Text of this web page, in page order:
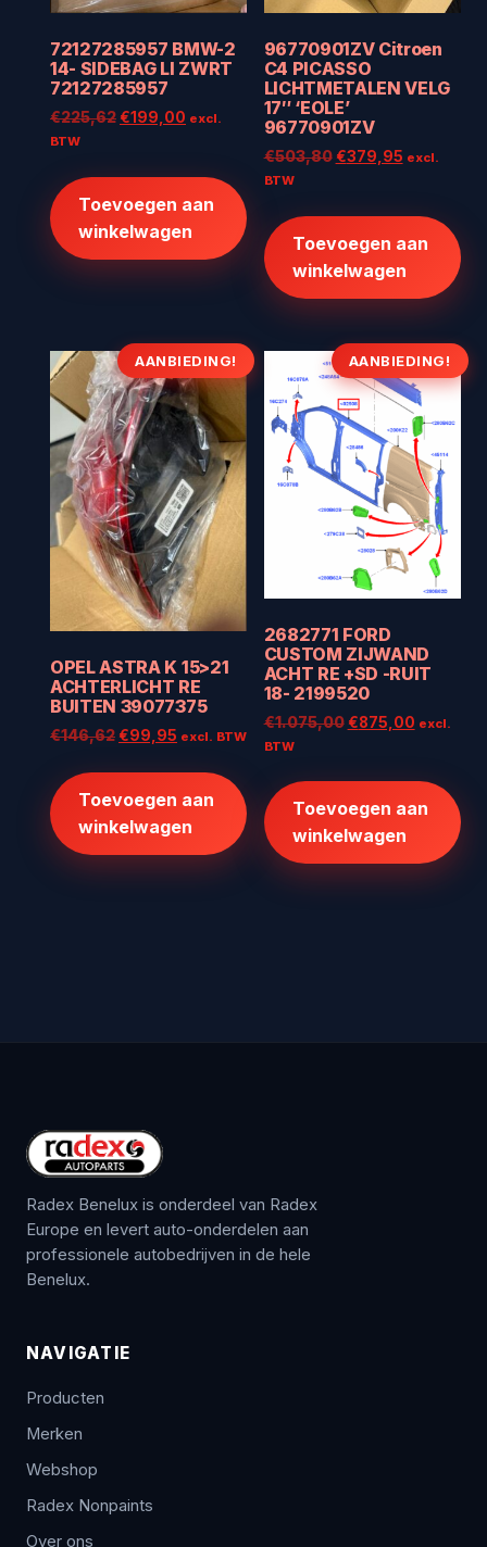
72127285957 BMW-2
14- SIDEBAG LI ZWRT
72127285957
€225,62Oorspronkelijke
€199,00 Huidige
€199,00.
excl.
BTW
Toevoegen aan
winkelwagen
96770901ZV Citroen
C4 PICASSO
LICHTMETALEN VELG
17″ ‘EOLE’
96770901ZV
€503,80 Oorspronkelijke
€379,95Huidige
€379,95.
excl.
BTW
Toevoegen aan
winkelwagen
AANBIEDING!
OPEL ASTRA K 15>21
ACHTERLICHT RE
BUITEN 39077375
€146,62Oorspronkelijke
€146,62.
€99,95 Huidige
€99,95.
excl. BTW
Toevoegen aan
winkelwagen
AANBIEDING!
2682771 FORD
CUSTOM ZIJWAND
ACHT RE +SD -RUIT
18- 2199520
€1.075,00 Oorspronkelijke
€875,00Huidige
€875,00.
excl.
BTW
Toevoegen aan
winkelwagen
Radex Benelux is onderdeel van Radex
Europe en levert auto-onderdelen aan
professionele autobedrijven in de hele
Benelux.
NAVIGATIE
Producten
Merken
Webshop
Radex Nonpaints
Over ons